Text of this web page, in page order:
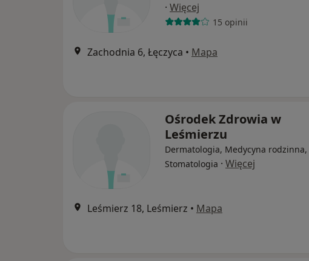
· Więcej
15 opinii
Zachodnia 6, Łęczyca • Mapa
Ośrodek Zdrowia w
Leśmierzu
Dermatologia, Medycyna rodzinna,
Stomatologia · Więcej
Leśmierz 18, Leśmierz • Mapa